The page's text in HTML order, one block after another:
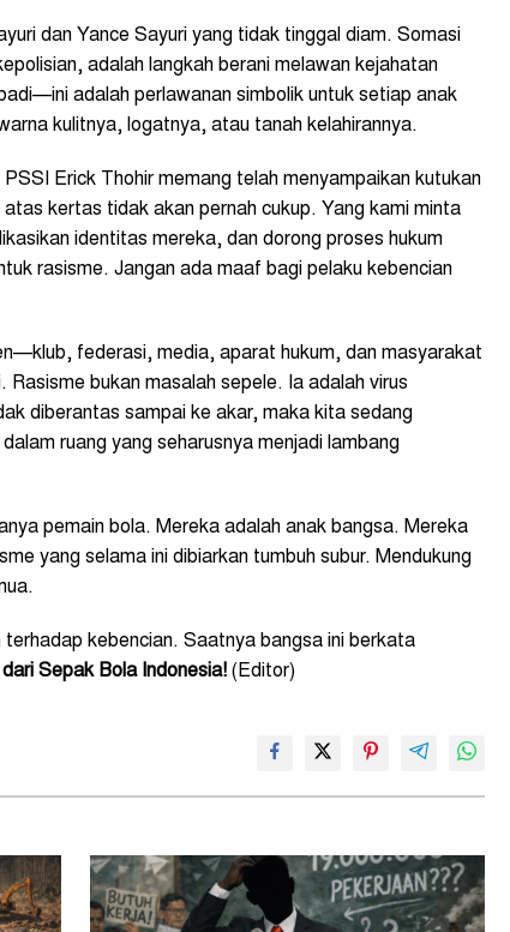
dan Yance Sayuri yang tidak tinggal diam. Somasi
adalah langkah berani melawan kejahatan
adalah perlawanan simbolik untuk setiap anak
kulitnya, logatnya, atau tanah kelahirannya.
Erick Thohir memang telah menyampaikan kutukan
kertas tidak akan pernah cukup. Yang kami minta
identitas mereka, dan dorong proses hukum
rasisme. Jangan ada maaf bagi pelaku kebencian
federasi, media, aparat hukum, dan masyarakat
bukan masalah sepele. Ia adalah virus
diberantas sampai ke akar, maka kita sedang
ruang yang seharusnya menjadi lambang
pemain bola. Mereka adalah anak bangsa. Mereka
yang selama ini dibiarkan tumbuh subur. Mendukung
kebencian. Saatnya bangsa ini berkata
Sepak Bola Indonesia! (Editor)